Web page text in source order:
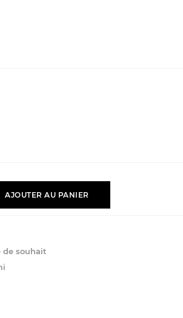
AJOUTER AU PANIER
de souhait